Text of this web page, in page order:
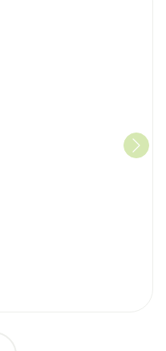
larger image